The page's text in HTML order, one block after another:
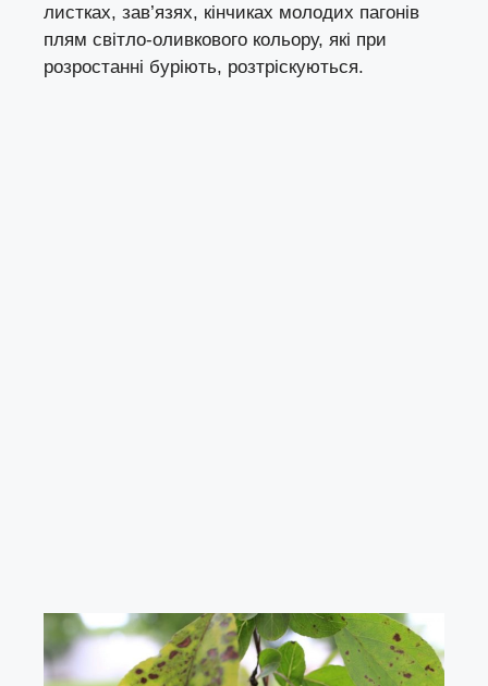
листках, зав’язях, кінчиках молодих пагонів
плям світло-оливкового кольору, які при
розростанні буріють, розтріскуються.